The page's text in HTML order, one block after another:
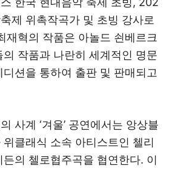
제 위촉작곡가 및 초빙 강사로
재혁의 작품은 아놀드 쇤베르크
작품과 나란히 세계적인 명문
션을 통하여 출판 및 판매되고
사계 ‘겨울’ 공연에서는 앙상블
클래식 소속 아티스트인 첼리
의 첼로협주곡을 협연한다. 이